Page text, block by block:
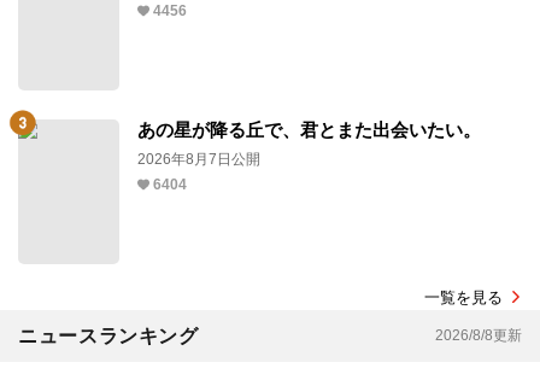
4456
あの星が降る丘で、君とまた出会いたい。
2026年8月7日公開
6404
一覧を見る
ニュースランキング 2026/8/8更新